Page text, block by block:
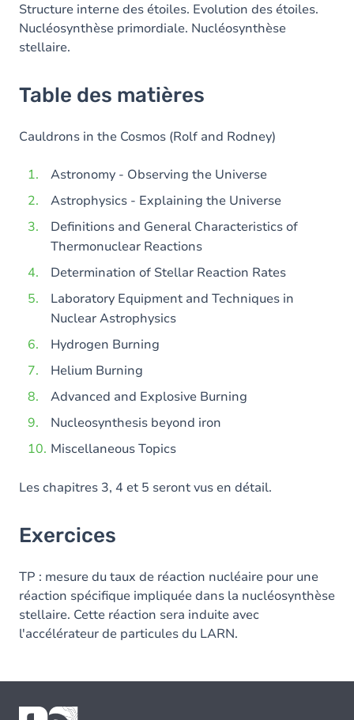
Structure interne des étoiles. Evolution des étoiles.
Nucléosynthèse primordiale. Nucléosynthèse
stellaire.
Table des matières
Cauldrons in the Cosmos (Rolf and Rodney)
Astronomy - Observing the Universe
Astrophysics - Explaining the Universe
Definitions and General Characteristics of
Thermonuclear Reactions
Determination of Stellar Reaction Rates
Laboratory Equipment and Techniques in
Nuclear Astrophysics
Hydrogen Burning
Helium Burning
Advanced and Explosive Burning
Nucleosynthesis beyond iron
Miscellaneous Topics
Les chapitres 3, 4 et 5 seront vus en détail.
Exercices
TP : mesure du taux de réaction nucléaire pour une
réaction spécifique impliquée dans la nucléosynthèse
stellaire. Cette réaction sera induite avec
l'accélérateur de particules du LARN.